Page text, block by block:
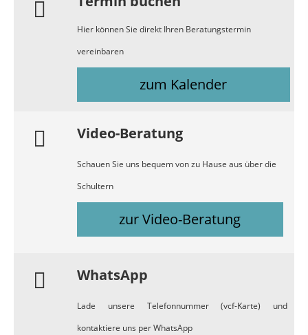
Hier können Sie direkt Ihren Beratungstermin
vereinbaren
zum Kalender
Video-Beratung
Schauen Sie uns bequem von zu Hause aus über die
Schultern
zur Video-Beratung
WhatsApp
Lade unsere Telefonnummer (vcf-Karte) und
kontaktiere uns per WhatsApp